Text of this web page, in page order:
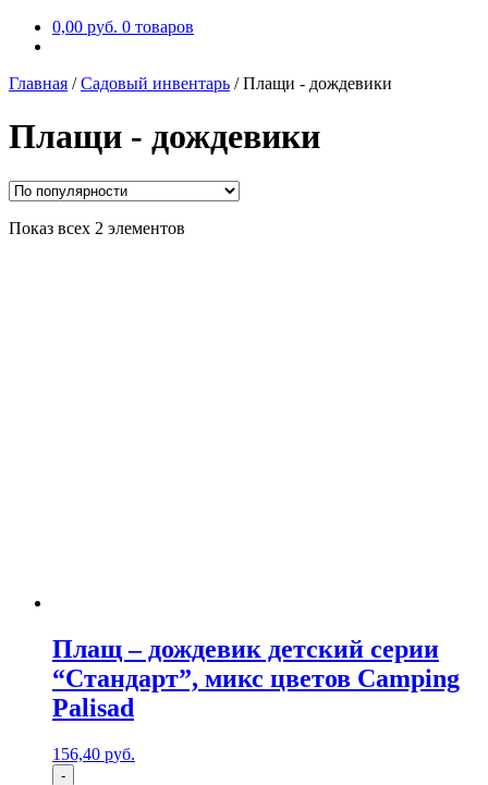
0,00 руб. 0 товаров
Главная /Садовый инвентарь /Плащи - дождевики
Плащи - дождевики
Показ всех 2 элементов
Плащ – дождевик детский серии
“Стандарт”, микс цветов Camping
Palisad
156,40 руб.
-